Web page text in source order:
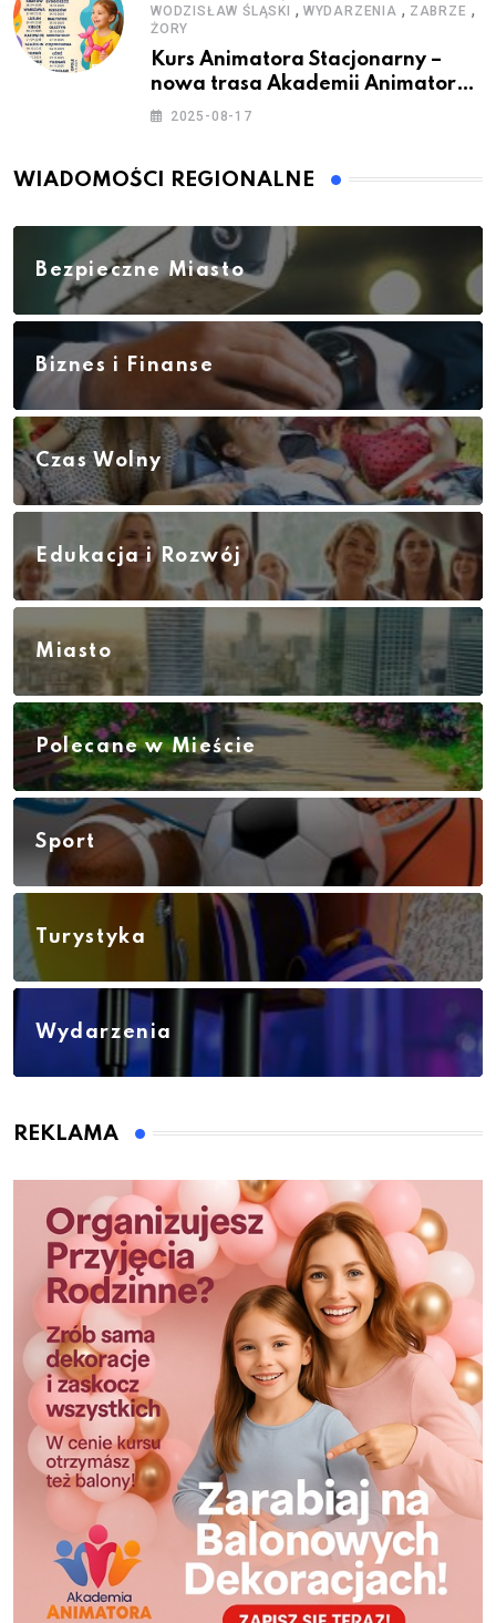
WODZISŁAW ŚLĄSKI , WYDARZENIA , ZABRZE ,
ŻORY
Kurs Animatora Stacjonarny –
nowa trasa Akademii Animatora
– jesień 2025
2025-08-17
WIADOMOŚCI REGIONALNE
Bezpieczne Miasto
Biznes i Finanse
Czas Wolny
Edukacja i Rozwój
Miasto
Polecane w Mieście
Sport
Turystyka
Wydarzenia
REKLAMA